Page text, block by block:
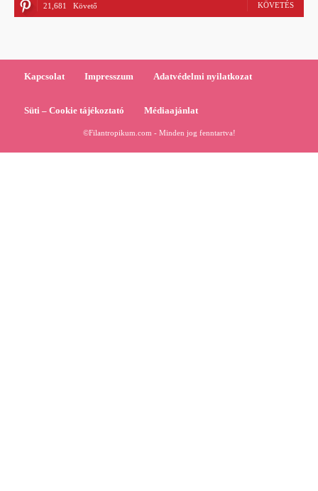
21,681 Követő KÖVETÉS
Kapcsolat Impresszum Adatvédelmi nyilatkozat
Süti – Cookie tájékoztató Médiaajánlat
©Filantropikum.com - Minden jog fenntartva!